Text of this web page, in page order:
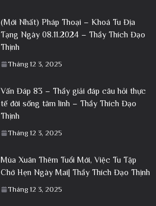
(Mới Nhất) Pháp Thoại – Khoá Tu Địa
Tạng Ngày 08.11.2024 – Thầy Thích Đạo
Thịnh
Tháng 12 3, 2025
Vấn Đáp 83 – Thầy giải đáp câu hỏi thực
tế đời sống tâm linh – Thầy Thích Đạo
Thịnh
Tháng 12 3, 2025
Mùa Xuân Thêm Tuổi Mới, Việc Tu Tập
Chớ Hẹn Ngày Mai| Thầy Thích Đạo Thịnh
Tháng 12 3, 2025